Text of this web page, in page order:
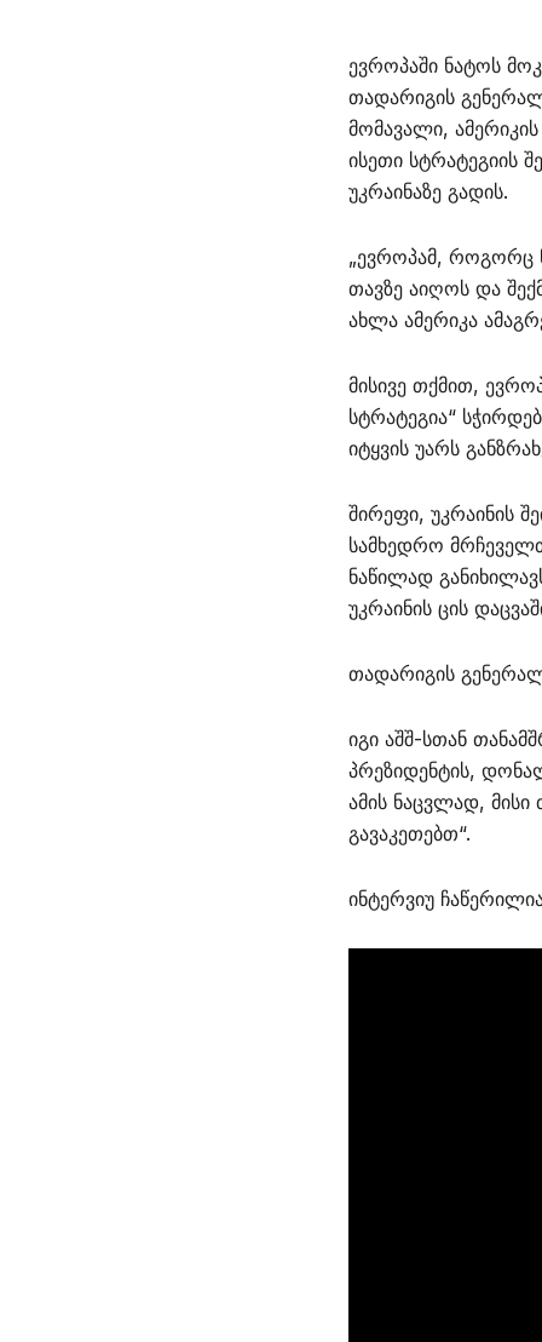
ევროპაში ნატოს
თადარიგის
მომავალი,
ისეთი სტრატეგიის
უკრაინაზე გადის.
„ევროპამ, როგორც
თავზე აიღოს და
ახლა ამერიკა
მისივე თქმით,
სტრატეგია“
იტყვის უარს
შირეფი, უკრაინის
სამხედრო
ნაწილად
უკრაინის ცის
თადარიგის
იგი აშშ-სთან
პრეზიდენტის,
ამის ნაცვლად, მისი
გავაკეთებთ“.
ინტერვიუ